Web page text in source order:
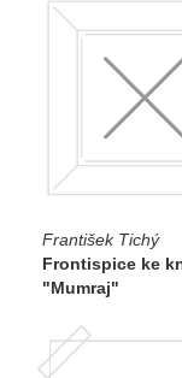
František Tichý
Frontispice ke
"Mumraj"